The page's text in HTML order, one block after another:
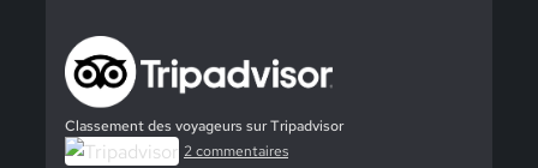
Classement des voyageurs sur Tripadvisor
2 commentaires